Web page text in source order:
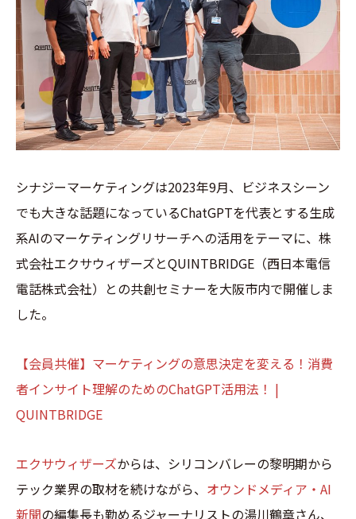
シナジーマーケティングは2023年9月、ビジネスシーン
でも大きな話題になっているChatGPTを代表とする生成
系AIのマーケティングリサーチへの活用をテーマに、株
式会社エクサウィザーズとQUINTBRIDGE（西日本電信
電話株式会社）との共創セミナーを大阪市内で開催しま
した。
【会員共催】マーケティングの意思決定を変える！消費
者インサイト理解のためのChatGPT活用法！ |
QUINTBRIDGE
エクサウィザーズからは、シリコンバレーの黎明期から
テック業界の取材を続けながら、 オウンドメディア・AI
新聞の編集長も勤めるジャーナリストの湯川鶴章さん、